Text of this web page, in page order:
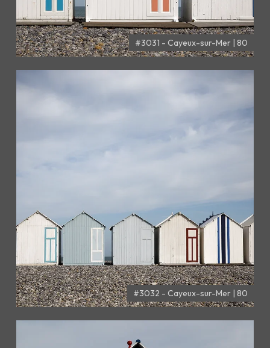
#3031 - Cayeux-sur-Mer | 80
#3032 - Cayeux-sur-Mer | 80